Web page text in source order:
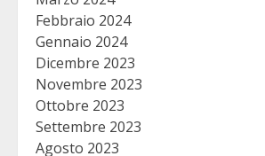
Febbraio 2024
Gennaio 2024
Dicembre 2023
Novembre 2023
Ottobre 2023
Settembre 2023
Agosto 2023